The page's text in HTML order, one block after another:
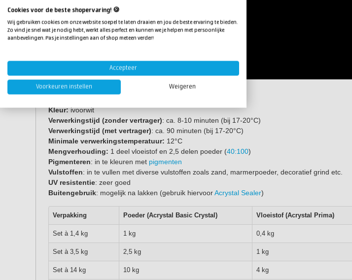
Eigenschappen
Kleur:ivoorwit
Verwerkingstijd (zonder vertrager): ca. 8-10 minuten (bij 17-20°C)
Verwerkingstijd (met vertrager): ca. 90 minuten (bij 17-20°C)
Minimale verwerkingstemperatuur: 12°C
Mengverhouding: 1 deel vloeistof en 2,5 delen poeder (40:100)
Pigmenteren: in te kleuren met pigmenten
Vulstoffen: in te vullen met diverse vulstoffen zoals zand, marmerpoeder, decoratief grind etc.
UV resistentie: zeer goed
Buitengebruik: mogelijk na lakken (gebruik hiervoorAcrystal Sealer)
Verpakking Poeder (Acrystal Basic Crystal) Vloeistof (Acrystal Prima)
Set à 1,4 kg 1 kg 0,4 kg
Set à 3,5 kg 2,5 kg 1 kg
Set à 14 kg 10 kg 4 kg
Cookies voor de beste shopervaring! 🍪
Wij gebruiken cookies om onze website soepel te laten draaien en jou de beste ervaring te bieden.
Zo vind je snel wat je nodig hebt, werkt alles perfect en kunnen we je helpen met persoonlijke
aanbevelingen. Pas je instellingen aan of shop meteen verder!
Accepteer
Voorkeuren instellen Weigeren